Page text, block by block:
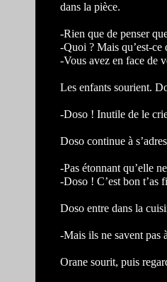
dans la pièce.
-Rien que de penser
-Quoi ? Mais qu’est-ce
-Vous avez en face de
Les enfants sourient.
-Doso ! Inutile de le
Doso continue à
-Pas étonnant qu’elle
-Doso ! C’est bon t’as
Doso entre dans la
-Mais ils ne savent pas
Orane sourit, puis